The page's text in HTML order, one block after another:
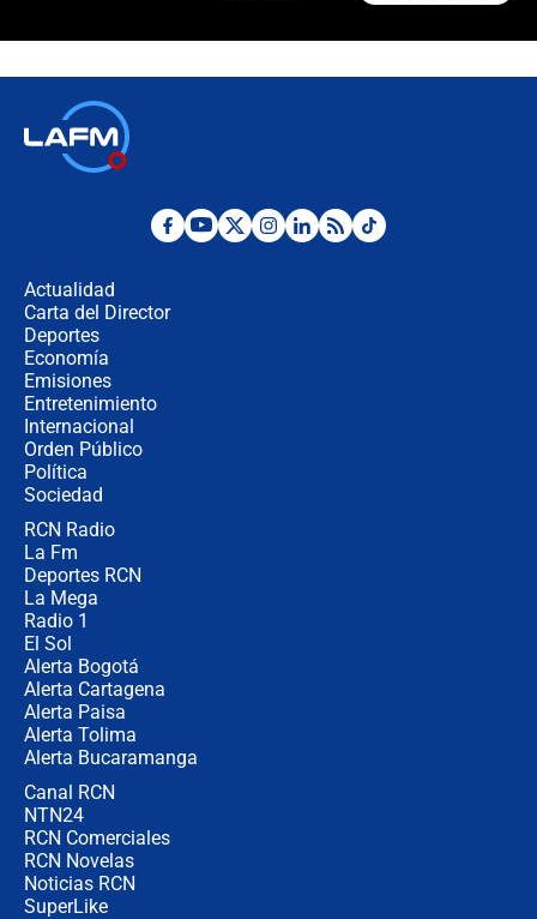
¿La posesión de Abelardo De la
Actualidad
Carta del Director
Deportes
Economía
Emisiones
Entretenimiento
Internacional
Orden Público
Política
Sociedad
RCN Radio
La Fm
Deportes RCN
La Mega
Radio 1
El Sol
Alerta Bogotá
Alerta Cartagena
Alerta Paisa
Alerta Tolima
Alerta Bucaramanga
Canal RCN
NTN24
RCN Comerciales
RCN Novelas
Noticias RCN
SuperLike